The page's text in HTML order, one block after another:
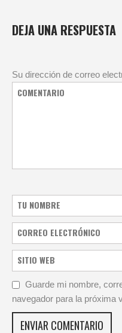
DEJA UNA RESPUESTA
Su dirección de correo
Guarde mi nombre,
navegador para la próxima